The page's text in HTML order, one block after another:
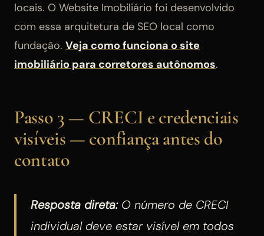
locais. O Website Imobiliário foi desenvolvido
com essa arquitetura de SEO local como
fundação. Veja como funciona o site
imobiliário para corretores autônomos.
Passo 3 — CRECI e credenciais
visíveis — confiança antes do
contato
Resposta direta:O número de CRECI
individual deve estar visível em todos